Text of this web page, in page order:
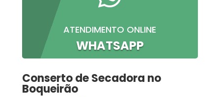
ATENDIMENTO ONLINE
WHATSAPP
Conserto de Secadora no
Boqueirão